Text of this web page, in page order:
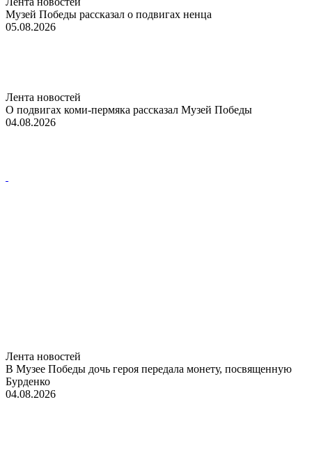
Музей Победы рассказал о подвигах ненца
05.08.2026
Лента новостей
О подвигах коми-пермяка рассказал Музей Победы
04.08.2026
Лента новостей
В Музее Победы дочь героя передала монету, посвященную
Бурденко
04.08.2026